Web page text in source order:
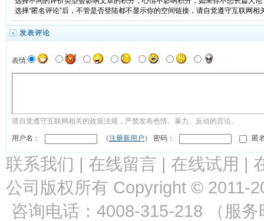
选择“匿名评论”后，不管是否登陆都不显示你的空间链接，请自觉遵守互联网
发表评论
表情:
请自觉遵守互联网相关的政策法规，严禁发布色情、暴力、反动的言论。
用户名： （注册新用户 ） 密码： 匿
联系我们 | 在线留言 | 在线试用 |
公司版权所有 Copyright © 2011-
咨询电话：4008-315-218 （服